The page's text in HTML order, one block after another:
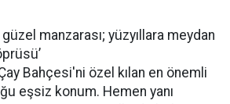
manzarası; yüzyıllara meydan
Bahçesi'ni özel kılan en önemli
eşsiz konum. Hemen yanı